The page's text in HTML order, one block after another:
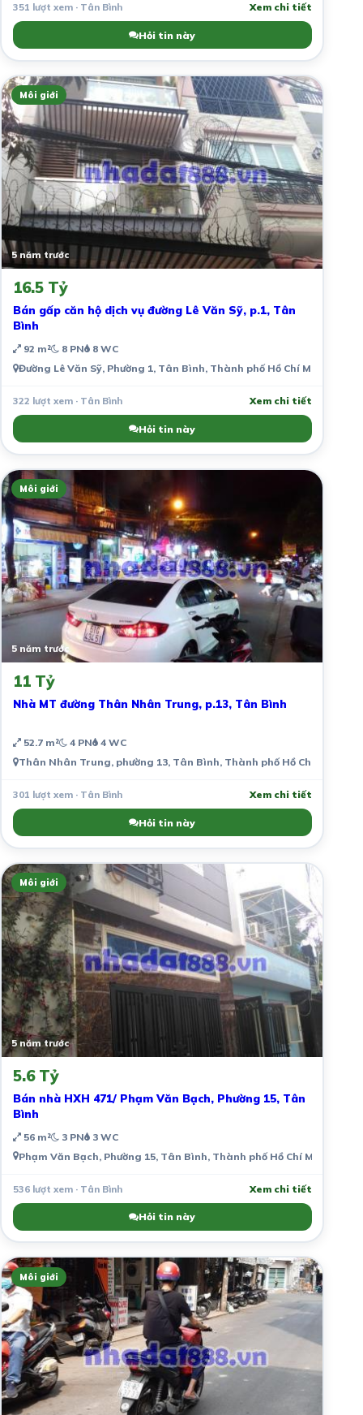
351 lượt xem · Tân Bình Xem chi tiết
Hỏi tin này
Môi giới
5 năm trước
16.5 Tỷ
Bán gấp căn hộ dịch vụ đường Lê Văn Sỹ, p.1, Tân
Bình
92 m² 8 PN 8 WC
Đường Lê Văn Sỹ, Phường 1, Tân Bình, Thành phố Hồ Chí Minh, Việt
322 lượt xem · Tân Bình Xem chi tiết
Hỏi tin này
Môi giới
5 năm trước
11 Tỷ
Nhà MT đường Thân Nhân Trung, p.13, Tân Bình
52.7 m² 4 PN 4 WC
Thân Nhân Trung, phường 13, Tân Bình, Thành phố Hồ Chí Minh,
301 lượt xem · Tân Bình Xem chi tiết
Hỏi tin này
Môi giới
5 năm trước
5.6 Tỷ
Bán nhà HXH 471/ Phạm Văn Bạch, Phường 15, Tân
Bình
56 m² 3 PN 3 WC
Phạm Văn Bạch, Phường 15, Tân Bình, Thành phố Hồ Chí Minh, Việt
536 lượt xem · Tân Bình Xem chi tiết
Hỏi tin này
Môi giới